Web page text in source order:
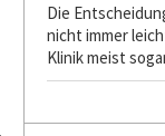
Die
nicht immer
Klinik meist